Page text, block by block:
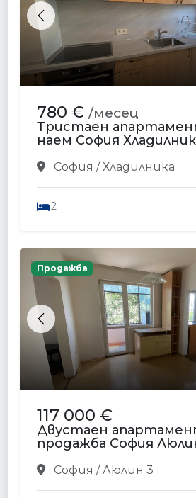
Previous
780 € /месец
Тристаен
наем София
София / Хладилника
2
Previous
Продажба
117 000 €
Двустаен
продажба София
София / Люлин 3